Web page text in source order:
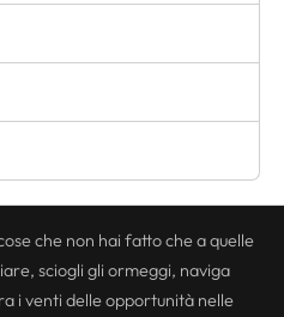
che non hai fatto che a quelle
sciogli gli ormeggi, naviga
i venti delle opportunità nelle